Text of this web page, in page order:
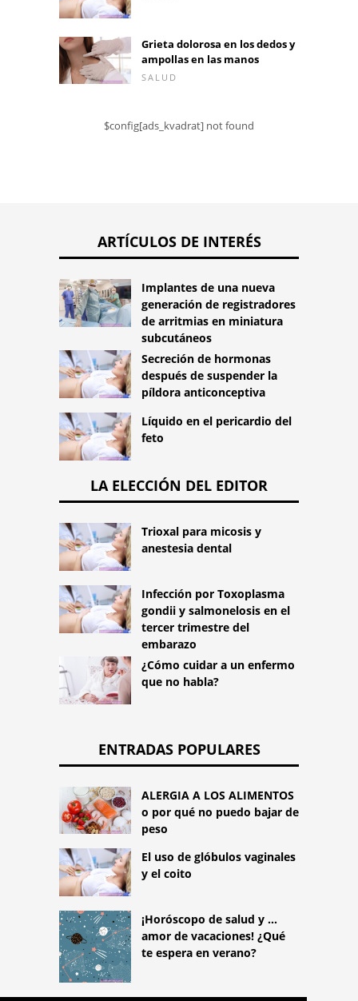
Grieta dolorosa en los dedos y
ampollas en las manos
SALUD
$config[ads_kvadrat] not found
ARTÍCULOS DE INTERÉS
Implantes de una nueva
generación de registradores
de arritmias en miniatura
subcutáneos
Secreción de hormonas
después de suspender la
píldora anticonceptiva
Líquido en el pericardio del
feto
LA ELECCIÓN DEL EDITOR
Trioxal para micosis y
anestesia dental
Infección por Toxoplasma
gondii y salmonelosis en el
tercer trimestre del
embarazo
¿Cómo cuidar a un enfermo
que no habla?
ENTRADAS POPULARES
ALERGIA A LOS ALIMENTOS
o por qué no puedo bajar de
peso
El uso de glóbulos vaginales
y el coito
¡Horóscopo de salud y ...
amor de vacaciones! ¿Qué
te espera en verano?